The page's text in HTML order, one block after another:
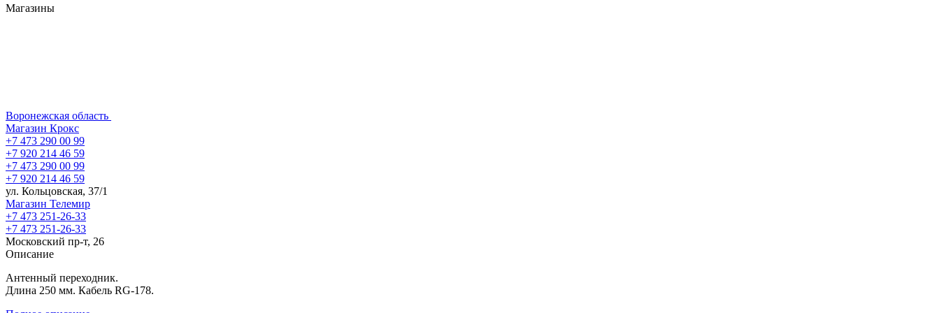
Магазины
Воронежская область
Магазин Крокс
+7 473 290 00 99
+7 920 214 46 59
+7 473 290 00 99
+7 920 214 46 59
ул. Кольцовская, 37/1
Магазин Телемир
+7 473 251-26-33
+7 473 251-26-33
Московский пр-т, 26
Описание
Антенный переходник.
Длина 250 мм. Кабель RG-178.